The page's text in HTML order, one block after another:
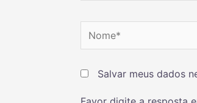
Salvar meus dados